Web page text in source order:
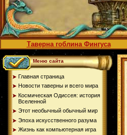
Таверна гоблина Фингуса
Меню сайта
Главная страница
Новости таверны и всего мира
Космическая Одиссея: история
Вселенной
Этот необычный обычный мир
Эпоха искусственного разума
Жизнь как компьютерная игра